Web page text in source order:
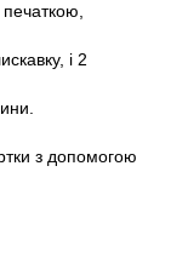
і 2
з допомогою